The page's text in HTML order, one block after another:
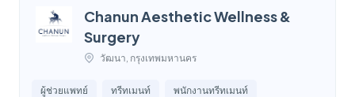
Chanun Aesthetic Wellness &
Surgery
วัฒนา, กรุงเทพมหานคร
ผู้ช่วยแพทย์ ทรีทเมนท์ พนักงานทรีทเมนท์